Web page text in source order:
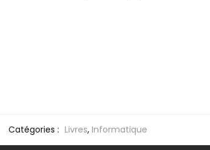
Catégories : Livres, Informatique